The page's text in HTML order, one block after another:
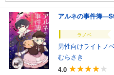
アルネの事件簿
ラノベ
男性向けライトノ
むらさき
4.0